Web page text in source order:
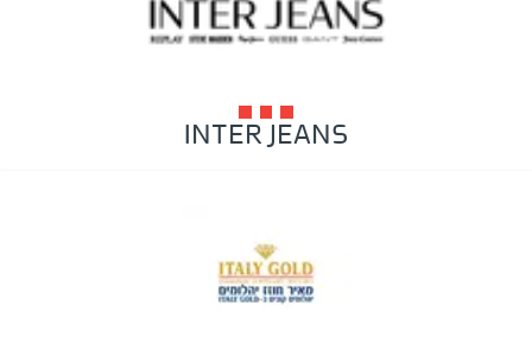
INTER JEANS